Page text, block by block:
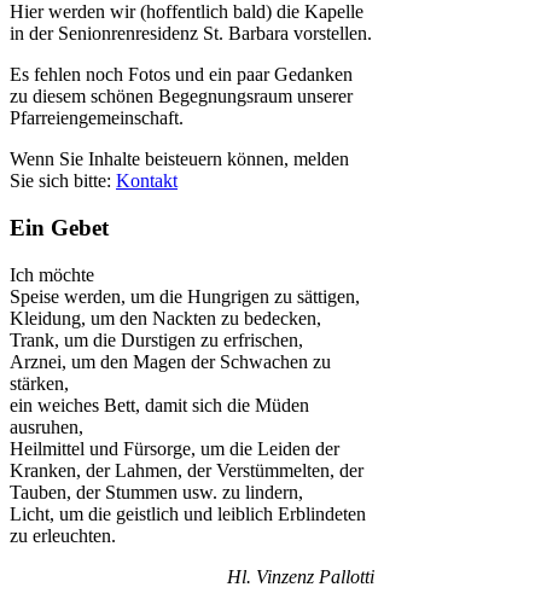
Hier werden wir (hoffentlich bald) die Kapelle
in der Senionrenresidenz St. Barbara vorstellen.
Es fehlen noch Fotos und ein paar Gedanken
zu diesem schönen Begegnungsraum unserer
Pfarreiengemeinschaft.
Wenn Sie Inhalte beisteuern können, melden
Sie sich bitte: Kontakt
Ein Gebet
Ich möchte
Speise werden, um die Hungrigen zu sättigen,
Kleidung, um den Nackten zu bedecken,
Trank, um die Durstigen zu erfrischen,
Arznei, um den Magen der Schwachen zu
stärken,
ein weiches Bett, damit sich die Müden
ausruhen,
Heilmittel und Fürsorge, um die Leiden der
Kranken, der Lahmen, der Verstümmelten, der
Tauben, der Stummen usw. zu lindern,
Licht, um die geistlich und leiblich Erblindeten
zu erleuchten.
Hl. Vinzenz Pallotti